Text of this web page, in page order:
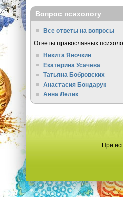
Вопрос психологу
Все ответы на вопросы
Ответы православных
Никита Яночкин
Екатерина Усачева
Татьяна Бобровских
Анастасия Бондарук
Анна Лелик
При